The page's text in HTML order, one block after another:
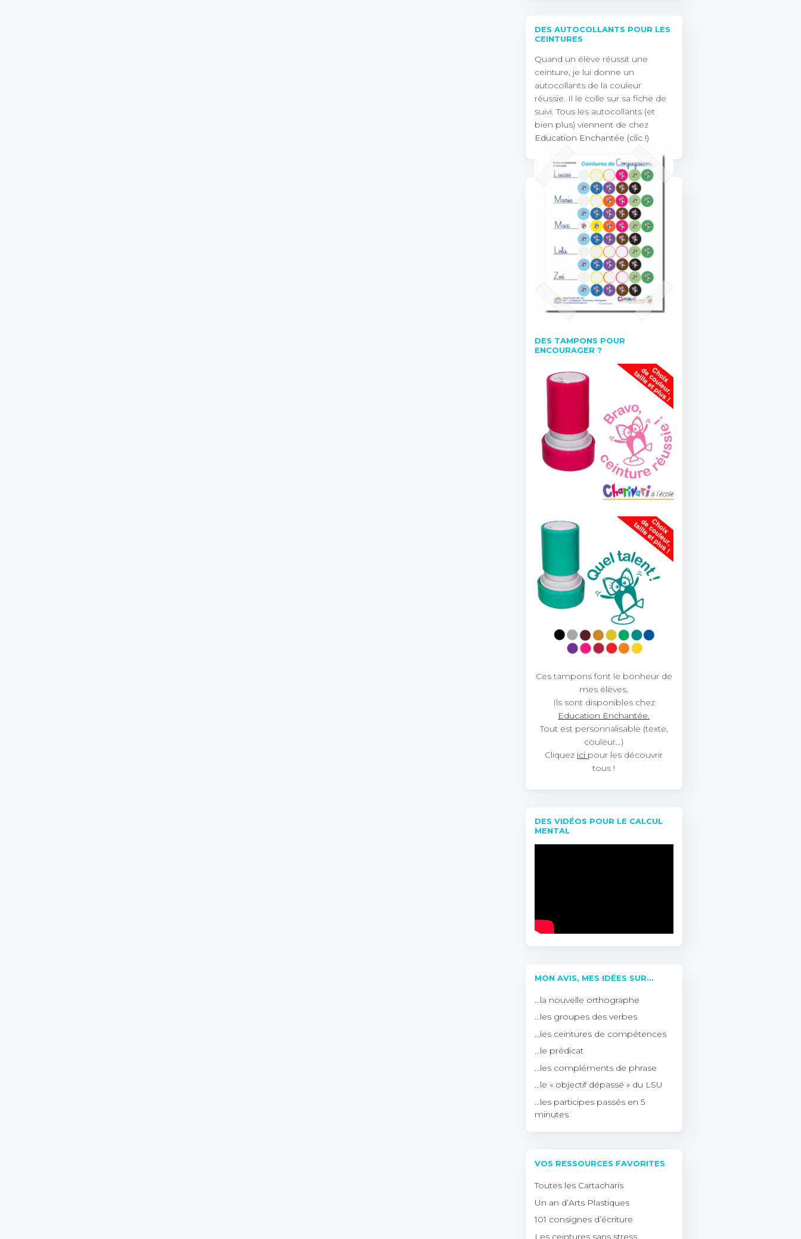
DES AUTOCOLLANTS POUR LES
CEINTURES
Quand un élève réussit une
ceinture, je lui donne un
autocollants de la couleur
réussie. Il le colle sur sa fiche de
suivi. Tous les autocollants (et
bien plus) viennent de chez
Education Enchantée (clic !)
DES TAMPONS POUR
ENCOURAGER ?
Ces tampons font le bonheur de
mes élèves.
Ils sont disponibles chez
Education Enchantée.
Tout est personnalisable (texte,
couleur…)
Cliquez ici pour les découvrir
tous !
DES VIDÉOS POUR LE CALCUL
MENTAL
MON AVIS, MES IDÉES SUR…
…la nouvelle orthographe
…les groupes des verbes
…les ceintures de compétences
…le prédicat
…les compléments de phrase
…le « objectif dépassé » du LSU
…les participes passés en 5
minutes
VOS RESSOURCES FAVORITES
Toutes les Cartacharis
Un an d’Arts Plastiques
101 consignes d’écriture
Les ceintures sans stress